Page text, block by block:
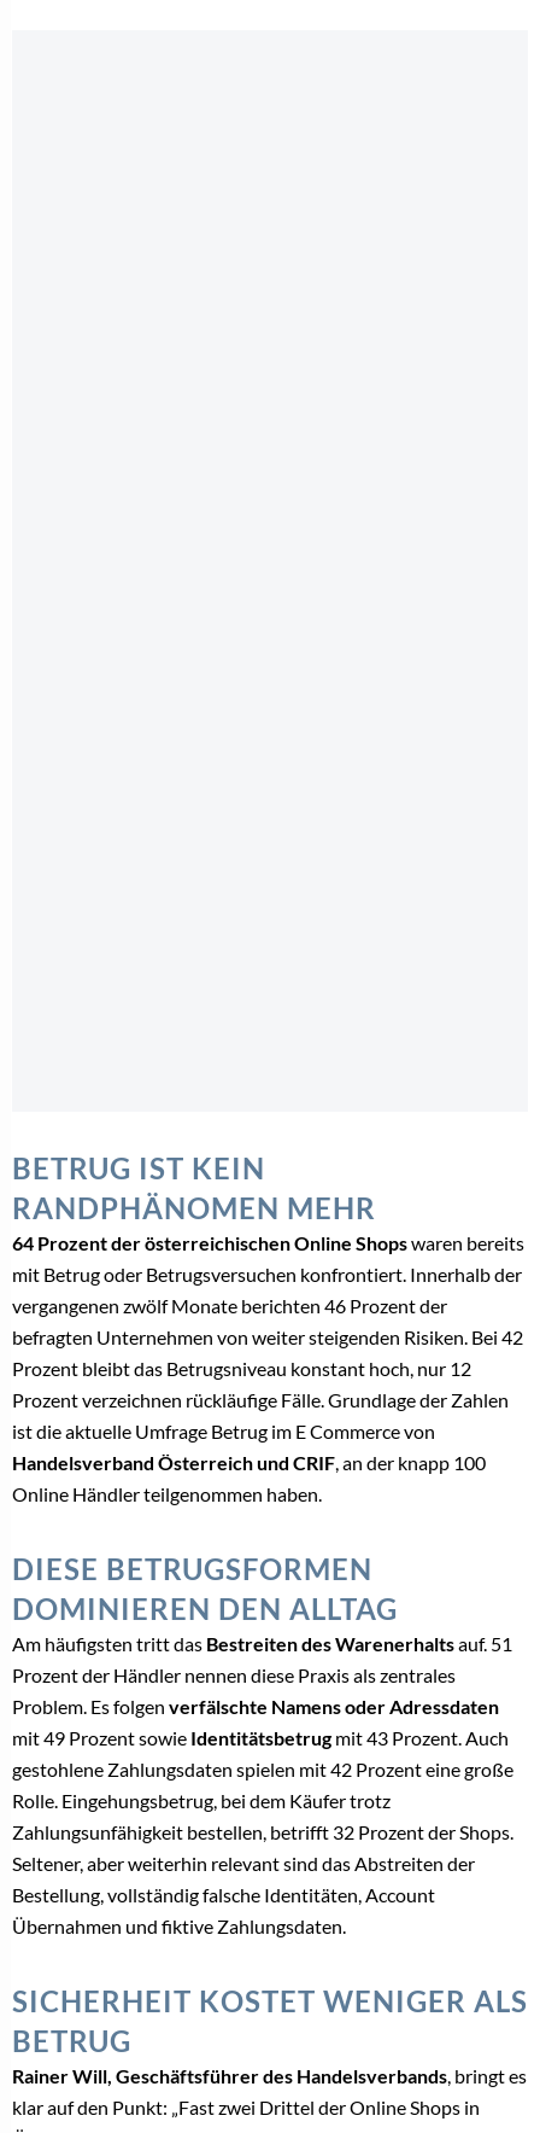
BETRUG IST KEIN
RANDPHÄNOMEN MEHR
64 Prozent der österreichischen Online Shopswaren bereits
mit Betrug oder Betrugsversuchen konfrontiert. Innerhalb der
vergangenen zwölf Monate berichten 46 Prozent der
befragten Unternehmen von weiter steigenden Risiken. Bei 42
Prozent bleibt das Betrugsniveau konstant hoch, nur 12
Prozent verzeichnen rückläufige Fälle. Grundlage der Zahlen
ist die aktuelle Umfrage Betrug im E Commerce von
Handelsverband Österreich und CRIF, an der knapp 100
Online Händler teilgenommen haben.
DIESE BETRUGSFORMEN
DOMINIEREN DEN ALLTAG
Am häufigsten tritt das Bestreiten des Warenerhaltsauf. 51
Prozent der Händler nennen diese Praxis als zentrales
Problem. Es folgen verfälschte Namens oder Adressdaten
mit 49 Prozent sowie Identitätsbetrugmit 43 Prozent. Auch
gestohlene Zahlungsdaten spielen mit 42 Prozent eine große
Rolle. Eingehungsbetrug, bei dem Käufer trotz
Zahlungsunfähigkeit bestellen, betrifft 32 Prozent der Shops.
Seltener, aber weiterhin relevant sind das Abstreiten der
Bestellung, vollständig falsche Identitäten, Account
Übernahmen und fiktive Zahlungsdaten.
SICHERHEIT KOSTET WENIGER ALS
BETRUG
Rainer Will, Geschäftsführer des Handelsverbands, bringt es
klar auf den Punkt: „Fast zwei Drittel der Online Shops in